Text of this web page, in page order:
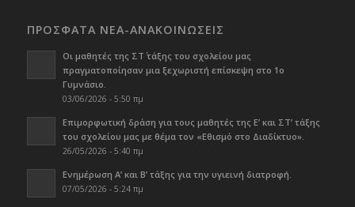
ΠΡΟΣΦΑΤΑ ΝΕΑ-ΑΝΑΚΟΙΝΩΣΕΙΣ
Οι μαθητές της ΣΤ΄ τάξης του σχολείου μας
πραγματοποίησαν μια ξεχωριστή επίσκεψη στο 1ο
Γυμνάσιο.
03/06/2026 - 5:50 πμ
Επιμορφωτική δράση για τους μαθητές της Ε’ και ΣΤ’ τάξης
του σχολείου μας με θέμα τον «Εθισμό στο Διαδίκτυο».
26/05/2026 - 5:40 πμ
Ενημέρωση Α’ και Β’ τάξης για την υγιεινή διατροφή.
07/05/2026 - 5:24 πμ